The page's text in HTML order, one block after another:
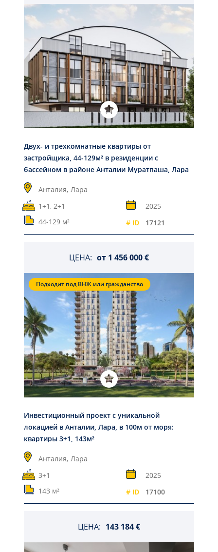
Двух- и трехкомнатные квартиры от
застройщика, 44-129м² в резиденции с
бассейном в районе Анталии Муратпаша, Лара
Анталия, Лара
1+1, 2+1
2025
44-129 м²
# ID 17121
ЦЕНА: от 1 456 000 €
Подходит под ВНЖ или гражданство
Инвестиционный проект с уникальной
локацией в Анталии, Лара, в 100м от моря:
квартиры 3+1, 143м²
Анталия, Лара
3+1
2025
143 м²
# ID 17100
ЦЕНА: 143 184 €